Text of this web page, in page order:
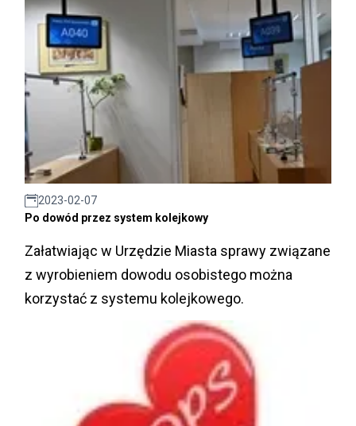
2023-02-07
Po dowód przez system kolejkowy
Załatwiając w Urzędzie Miasta sprawy związane
z wyrobieniem dowodu osobistego można
korzystać z systemu kolejkowego.